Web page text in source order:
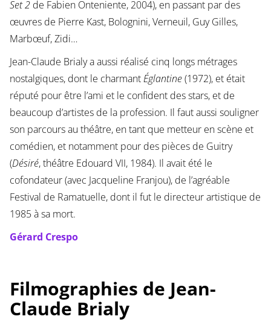
Set 2de Fabien Onteniente, 2004), en passant par des
œuvres de Pierre Kast, Bolognini, Verneuil, Guy Gilles,
Marbœuf, Zidi…
Jean-Claude Brialy a aussi réalisé cinq longs métrages
nostalgiques, dont le charmantÉglantine(1972), et était
réputé pour être l’ami et le confident des stars, et de
beaucoup d’artistes de la profession. Il faut aussi souligner
son parcours au théâtre, en tant que metteur en scène et
comédien, et notamment pour des pièces de Guitry
(Désiré, théâtre Edouard VII, 1984). Il avait été le
cofondateur (avec Jacqueline Franjou), de l’agréable
Festival de Ramatuelle, dont il fut le directeur artistique de
1985 à sa mort.
Gérard Crespo
Filmographies de Jean-
Claude Brialy